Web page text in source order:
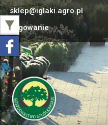
sklep@iglaki.agro.pl
Logowanie